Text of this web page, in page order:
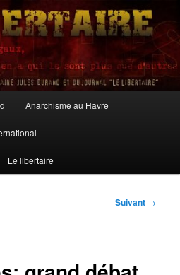
Anarchisme au Havre
Le libertaire
Suivant →